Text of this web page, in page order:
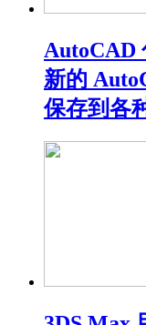
AutoCAD
新的
保存到各